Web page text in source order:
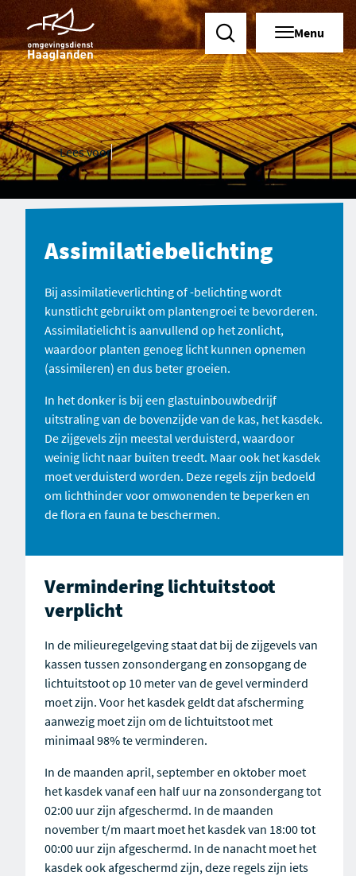
Zoeken Menu
Lees voor
Assimilatiebelichting
Bij assimilatieverlichting of -belichting wordt
kunstlicht gebruikt om plantengroei te bevorderen.
Assimilatielicht is aanvullend op het zonlicht,
waardoor planten genoeg licht kunnen opnemen
(assimileren) en dus beter groeien.
In het donker is bij een glastuinbouwbedrijf
uitstraling van de bovenzijde van de kas, het kasdek.
De zijgevels zijn meestal verduisterd, waardoor
weinig licht naar buiten treedt. Maar ook het kasdek
moet verduisterd worden. Deze regels zijn bedoeld
om lichthinder voor omwonenden te beperken en
de flora en fauna te beschermen.
Vermindering lichtuitstoot
verplicht
In de milieuregelgeving staat dat bij de zijgevels van
kassen tussen zonsondergang en zonsopgang de
lichtuitstoot op 10 meter van de gevel verminderd
moet zijn. Voor het kasdek geldt dat afscherming
aanwezig moet zijn om de lichtuitstoot met
minimaal 98% te verminderen.
In de maanden april, september en oktober moet
het kasdek vanaf een half uur na zonsondergang tot
02:00 uur zijn afgeschermd. In de maanden
november t/m maart moet het kasdek van 18:00 tot
00:00 uur zijn afgeschermd. In de nanacht moet het
kasdek ook afgeschermd zijn, deze regels zijn iets